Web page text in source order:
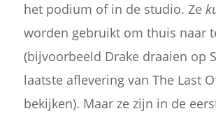
het podium of in de studio. Ze
worden gebruikt om thuis naar
(bijvoorbeeld Drake draaien op
laatste aflevering van The Last
bekijken). Maar ze zijn in de